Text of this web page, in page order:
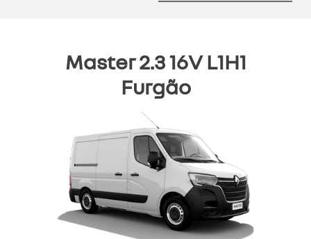
Master 2.3 16V L1H1
Furgão